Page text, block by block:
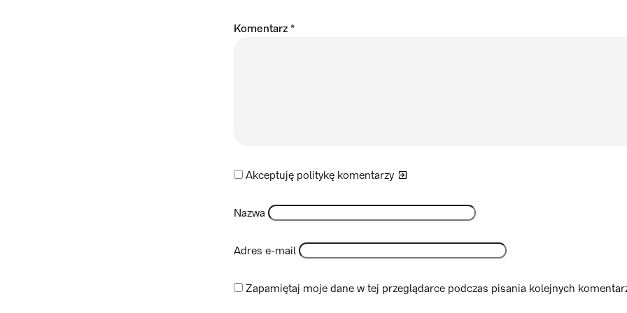
Komentarz *
Akceptuję politykę komentarzy
Nazwa
Adres e-mail
Zapamiętaj moje dane w tej przeglądarce podczas pisania kolejnych